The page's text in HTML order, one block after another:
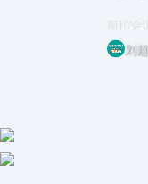
期刊/会
刘超